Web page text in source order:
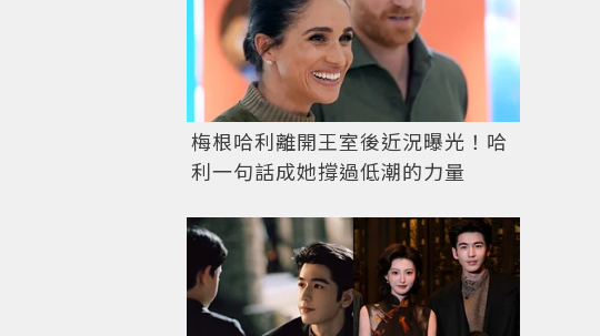
梅根哈利離開王室後近況曝光！哈
利一句話成她撐過低潮的力量